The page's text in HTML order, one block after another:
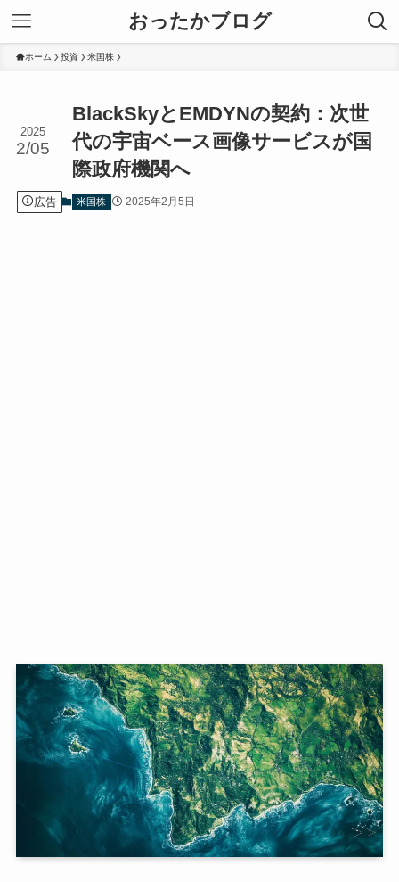
おったかブログ
ホーム 投資 米国株
BlackSkyとEMDYNの契約：次世
代の宇宙ベース画像サービスが国
際政府機関へ
2025
2/05
広告 米国株 2025年2月5日